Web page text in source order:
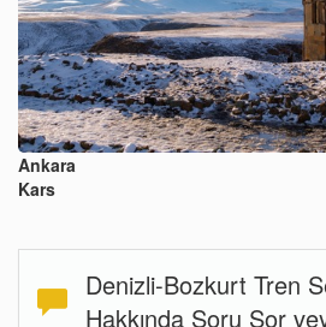
Ankara
Kars
Denizli-Bozkurt Tren
Hakkında Soru Sor